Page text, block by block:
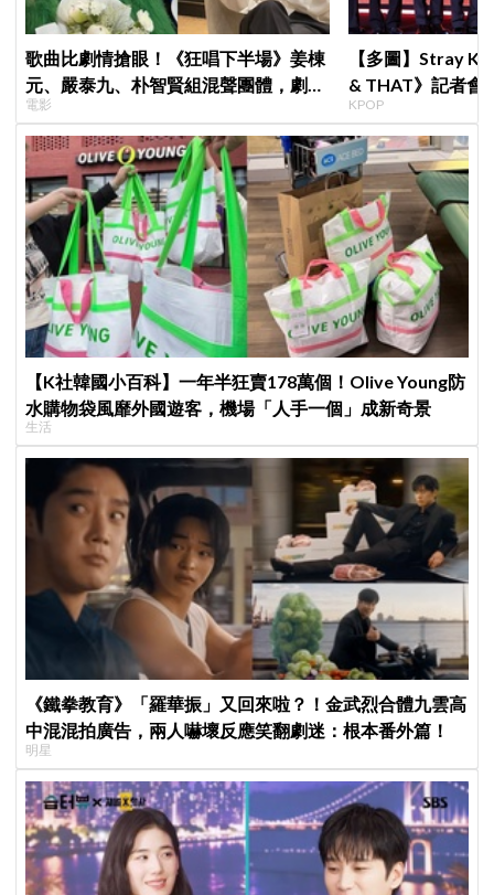
歌曲比劇情搶眼！《狂唱下半場》姜棟
元、嚴泰九、朴智賢組混聲團體，劇中
曲《Love Is》超洗腦
電影
【多圖】Stray
& THAT》記者會
滿自信，預告「
樂圈
KPOP
【K社韓國小百科】一年半狂賣178萬個！Olive Young防
水購物袋風靡外國遊客，機場「人手一個」成新奇景
生活
《鐵拳教育》「羅華振」又回來啦？！金武烈合體九雲高
中混混拍廣告，兩人嚇壞反應笑翻劇迷：根本番外篇！
明星